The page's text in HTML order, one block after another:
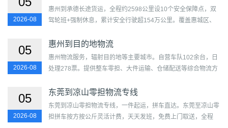
2026-08
惠州到承德长途货运，全程约2598公里设10个安全保障点，双
驾轮班+强制休息，累计安全行驶超154万公里。覆盖惠城区、
矿...
05
2026-08
惠州到目的地物流
惠州物流服务，辐射目的地等主要城市。自营车队102余台，日
处理278票。提供整车零担、大件运输、仓储配送等综合物流方
05
2026-08
东莞到凉山零担物流专线
东莞到凉山零担物流专线，一件起运，拼车直达。东莞至凉山零
担拼车按方按公斤灵活计费，天天发班，免费上门取送，全程